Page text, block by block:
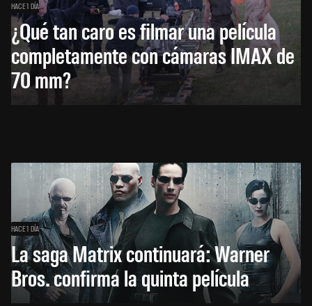
HACE 1 DÍA
¿Qué tan caro es filmar una película
completamente con cámaras IMAX de
70 mm?
HACE 1 DÍA
La saga Matrix continuará: Warner
Bros. confirma la quinta película